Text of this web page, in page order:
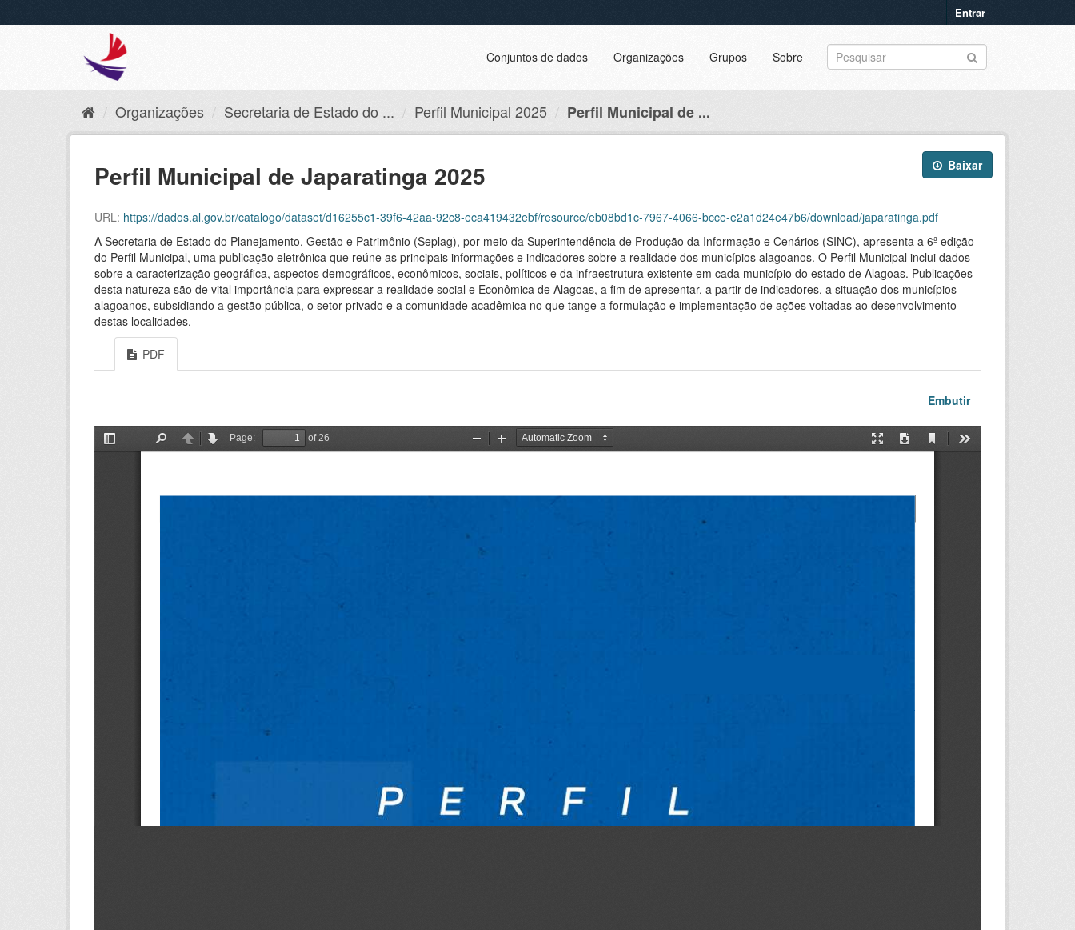
Entrar
Conjuntos de dados Organizações Grupos Sobre
Organizações Secretaria de Estado do ... Perfil Municipal 2025 Perfil Municipal de ...
Baixar
Perfil Municipal de Japaratinga 2025
URL: https://dados.al.gov.br/catalogo/dataset/d16255c1-39f6-42aa-92c8-eca419432ebf/resource/eb08bd1c-7967-4066-bcce-e2a1d24e47b6/download/japaratinga.pdf
A Secretaria de Estado do Planejamento, Gestão e Patrimônio (Seplag), por meio da Superintendência de Produção da Informação e Cenários (SINC), apresenta a 6ª edição
do Perfil Municipal, uma publicação eletrônica que reúne as principais informações e indicadores sobre a realidade dos municípios alagoanos. O Perfil Municipal inclui dados
sobre a caracterização geográfica, aspectos demográficos, econômicos, sociais, políticos e da infraestrutura existente em cada município do estado de Alagoas. Publicações
desta natureza são de vital importância para expressar a realidade social e Econômica de Alagoas, a fim de apresentar, a partir de indicadores, a situação dos municípios
alagoanos, subsidiando a gestão pública, o setor privado e a comunidade acadêmica no que tange a formulação e implementação de ações voltadas ao desenvolvimento
destas localidades.
PDF
Embutir